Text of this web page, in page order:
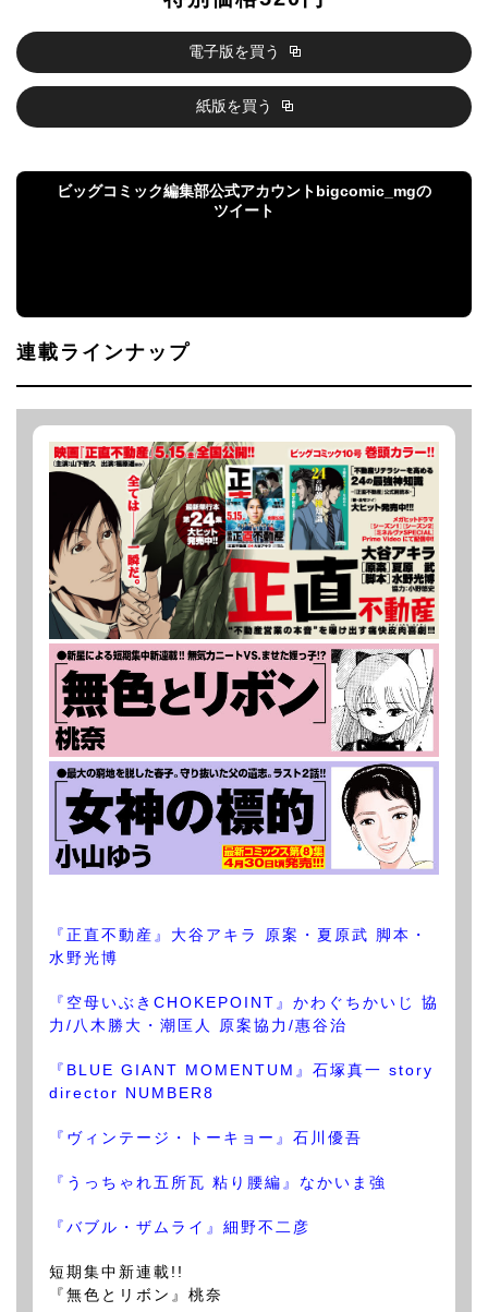
電子版を買う
紙版を買う
ビッグコミック編集部公式アカウントbigcomic_mgの
ツイート
連載ラインナップ
『正直不動産』大谷アキラ 原案・夏原武 脚本・
水野光博
『空母いぶきCHOKEPOINT』かわぐちかいじ 協
力/八木勝大・潮匡人 原案協力/惠谷治
『BLUE GIANT MOMENTUM』石塚真一 story
director NUMBER8
『ヴィンテージ・トーキョー』石川優吾
『うっちゃれ五所瓦 粘り腰編』なかいま強
『バブル・ザムライ』細野不二彦
短期集中新連載!!
『無色とリボン』桃奈